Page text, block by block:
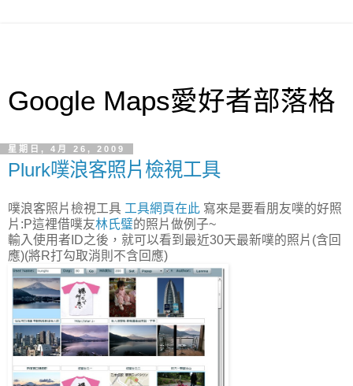
Google Maps愛好者部落格
星期日, 4月 26, 2009
Plurk噗浪客照片檢視工具
噗浪客照片檢視工具 工具網頁在此 寫來是要看朋友噗的好照
片:P這裡借噗友林氏璧的照片做例子~
輸入使用者ID之後，就可以看到最近30天最新噗的照片(含回
應)(將R打勾取消則不含回應)